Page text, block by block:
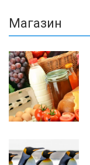
Магазин